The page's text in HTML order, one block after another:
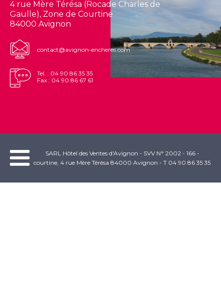
4 rue Mère Térésa (Rocade Charles de
Gaulle), Zone de Courtine
84000 Avignon
contact@avignon-encheres.com
Tel. : 04 90 86 35 35
Fax : 04 90 86 67 61
SARL Hôtel des Ventes d'Avignon - SVV N° 2002 - 166 -
courtine, 4 rue Mère Térésa 84000 Avignon - T 04 90 86 35 35